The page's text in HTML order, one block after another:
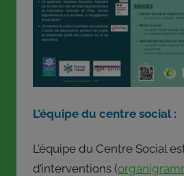
L’équipe du centre social :
L’équipe du Centre Social
d’interventions (